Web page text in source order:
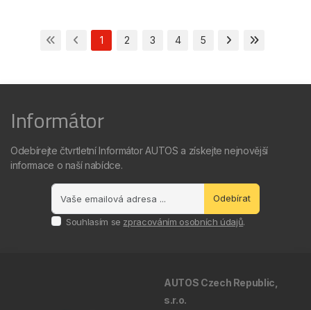
1 2 3 4 5
Informátor
Odebírejte čtvrtletní Informátor AUTOS a získejte nejnovější
informace o naší nabídce.
Odebírat
Souhlasím se zpracováním osobních údajů.
AUTOS Czech Republic,
s.r.o.